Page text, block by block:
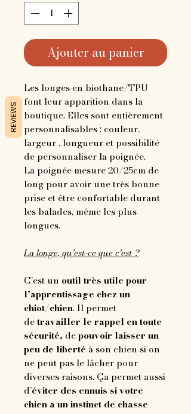
Ajouter au panier
Les longes en biothane/TPU
font leur apparition dans la
boutique. Elles sont entièrement
personnalisables : couleur,
largeur , longueur et possibilité
de personnaliser la poignée.
La poignée mesure 20/25cm de
long pour avoir une très bonne
prise et être confortable durant
les balades, même les plus
longues.
La longe, qu’est-ce que c’est ?
C’est un outil très utile pour
l’apprentissage chez un
chiot/chien. Il permet
detravailler le rappel en toute
sécurité, depouvoir laisser un
peu de liberté à son chien si on
ne peut pas le lâcher pour
diverses raisons. Ça permet aussi
d’éviter des ennuis si votre
chien a un instinct de chasse
REVIEWS